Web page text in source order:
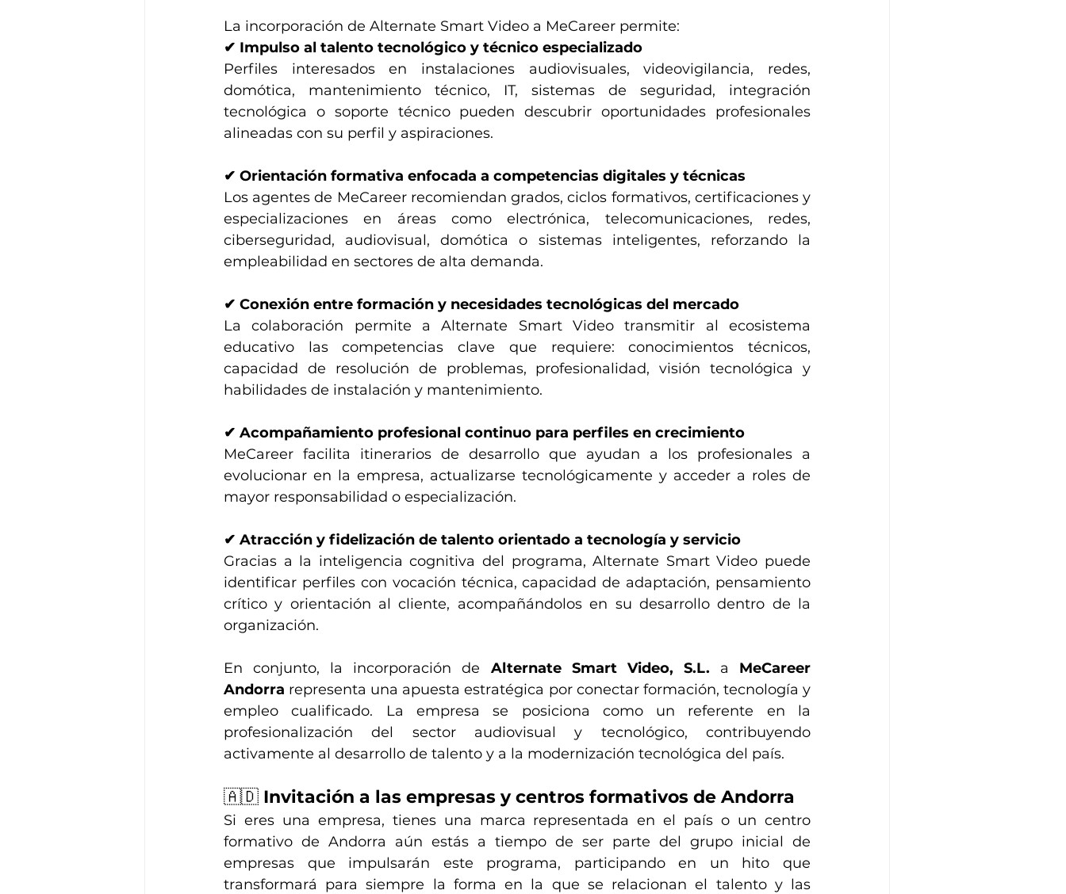
La incorporación de Alternate Smart Video a MeCareer permite:
✔ Impulso al talento tecnológico y técnico especializado
Perfiles interesados en instalaciones audiovisuales, videovigilancia, redes,
domótica, mantenimiento técnico, IT, sistemas de seguridad, integración
tecnológica o soporte técnico pueden descubrir oportunidades profesionales
alineadas con su perfil y aspiraciones.
✔ Orientación formativa enfocada a competencias digitales y técnicas
Los agentes de MeCareer recomiendan grados, ciclos formativos, certificaciones y
especializaciones en áreas como electrónica, telecomunicaciones, redes,
ciberseguridad, audiovisual, domótica o sistemas inteligentes, reforzando la
empleabilidad en sectores de alta demanda.
✔ Conexión entre formación y necesidades tecnológicas del mercado
La colaboración permite a Alternate Smart Video transmitir al ecosistema
educativo las competencias clave que requiere: conocimientos técnicos,
capacidad de resolución de problemas, profesionalidad, visión tecnológica y
habilidades de instalación y mantenimiento.
✔ Acompañamiento profesional continuo para perfiles en crecimiento
MeCareer facilita itinerarios de desarrollo que ayudan a los profesionales a
evolucionar en la empresa, actualizarse tecnológicamente y acceder a roles de
mayor responsabilidad o especialización.
✔ Atracción y fidelización de talento orientado a tecnología y servicio
Gracias a la inteligencia cognitiva del programa, Alternate Smart Video puede
identificar perfiles con vocación técnica, capacidad de adaptación, pensamiento
crítico y orientación al cliente, acompañándolos en su desarrollo dentro de la
organización.
En conjunto, la incorporación de Alternate Smart Video, S.L. a MeCareer
Andorra representa una apuesta estratégica por conectar formación, tecnología y
empleo cualificado. La empresa se posiciona como un referente en la
profesionalización del sector audiovisual y tecnológico, contribuyendo
activamente al desarrollo de talento y a la modernización tecnológica del país.
🇦🇩 Invitación a las empresas y centros formativos de Andorra
Si eres una empresa, tienes una marca representada en el país o un centro
formativo de Andorra aún estás a tiempo de ser parte del grupo inicial de
empresas que impulsarán este programa, participando en un hito que
transformará para siempre la forma en la que se relacionan el talento y las